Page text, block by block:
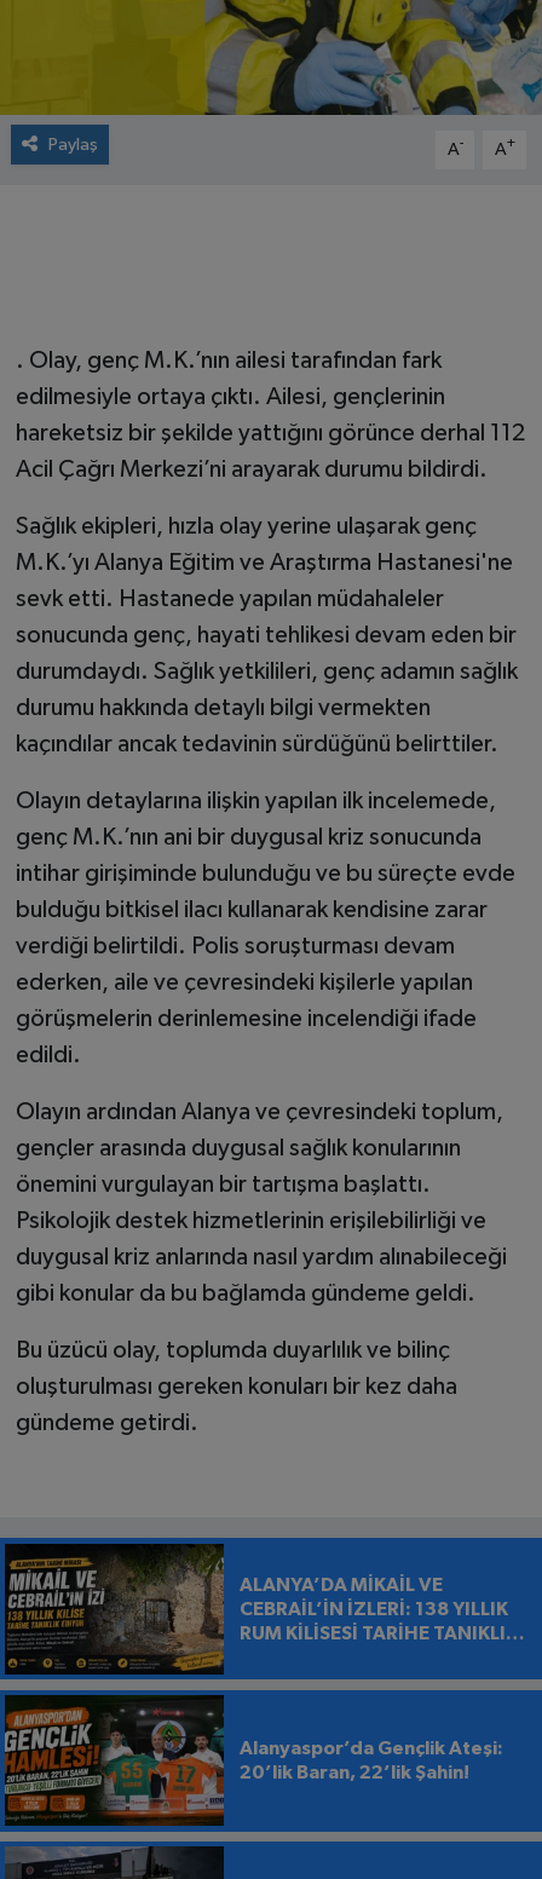
Paylaş A- A+
. Olay, genç M.K.’nın ailesi tarafından fark
edilmesiyle ortaya çıktı. Ailesi, gençlerinin
hareketsiz bir şekilde yattığını görünce derhal 112
Acil Çağrı Merkezi’ni arayarak durumu bildirdi.
Sağlık ekipleri, hızla olay yerine ulaşarak genç
M.K.’yı Alanya Eğitim ve Araştırma Hastanesi'ne
sevk etti. Hastanede yapılan müdahaleler
sonucunda genç, hayati tehlikesi devam eden bir
durumdaydı. Sağlık yetkilileri, genç adamın sağlık
durumu hakkında detaylı bilgi vermekten
kaçındılar ancak tedavinin sürdüğünü belirttiler.
Olayın detaylarına ilişkin yapılan ilk incelemede,
genç M.K.’nın ani bir duygusal kriz sonucunda
intihar girişiminde bulunduğu ve bu süreçte evde
bulduğu bitkisel ilacı kullanarak kendisine zarar
verdiği belirtildi. Polis soruşturması devam
ederken, aile ve çevresindeki kişilerle yapılan
görüşmelerin derinlemesine incelendiği ifade
edildi.
Olayın ardından Alanya ve çevresindeki toplum,
gençler arasında duygusal sağlık konularının
önemini vurgulayan bir tartışma başlattı.
Psikolojik destek hizmetlerinin erişilebilirliği ve
duygusal kriz anlarında nasıl yardım alınabileceği
gibi konular da bu bağlamda gündeme geldi.
Bu üzücü olay, toplumda duyarlılık ve bilinç
oluşturulması gereken konuları bir kez daha
gündeme getirdi.
ALANYA’DA MİKAİL VE
CEBRAİL’İN İZLERİ: 138 YILLIK
RUM KİLİSESİ TARİHE TANIKLIK
Alanyaspor’da Gençlik Ateşi:
20’lik Baran, 22’lik Şahin!